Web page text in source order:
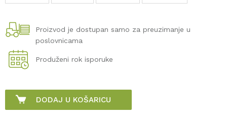
Proizvod je dostupan samo za preuzimanje u
poslovnicama
Produženi rok isporuke
DODAJ U KOŠARICU